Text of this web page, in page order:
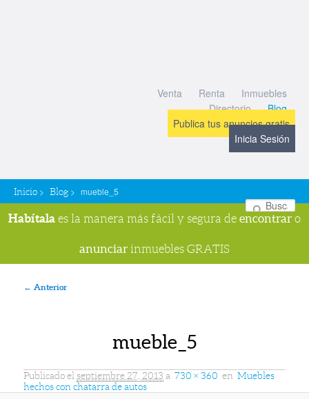
Venta Renta
Inmuebles
Directorio
Blog
Publica tus anuncios gratis
Inicia Sesión
Inicio > Blog > mueble_5
Habítala es la manera más fácil y segura de encontrar o
anunciar inmuebles GRATIS
Navegador de imágenes
← Anterior
mueble_5
Publicado el septiembre 27, 2013 a 730 × 360 en Muebles
hechos con chatarra de autos